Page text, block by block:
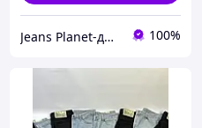
Jeans Planet-джинсовая одежда для всей семьи 100%